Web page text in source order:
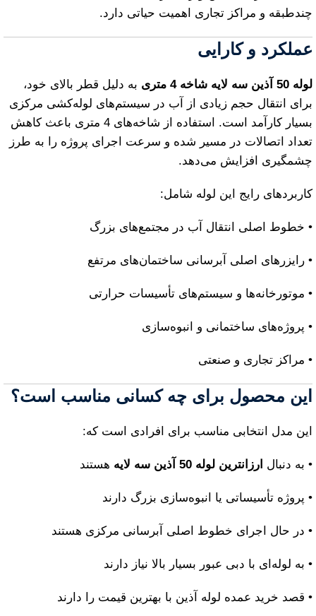
چندطبقه و مراکز تجاری اهمیت حیاتی دارد.
عملکرد و کارایی
لوله 50 آذین سه لایه شاخه 4 متری
به دلیل قطر بالای خود،
برای انتقال حجم زیادی از آب در سیستم‌های لوله‌کشی مرکزی
بسیار کارآمد است. استفاده از شاخه‌های 4 متری باعث کاهش
تعداد اتصالات در مسیر شده و سرعت اجرای پروژه را به طرز
چشمگیری افزایش می‌دهد.
کاربردهای رایج این لوله شامل:
• خطوط اصلی انتقال آب در مجتمع‌های بزرگ
• رایزرهای اصلی آبرسانی ساختمان‌های مرتفع
• موتورخانه‌ها و سیستم‌های تأسیسات حرارتی
• پروژه‌های ساختمانی و انبوه‌سازی
• مراکز تجاری و صنعتی
این محصول برای چه کسانی مناسب است؟
این مدل انتخابی مناسب برای افرادی است که:
• به دنبال ارزانترین لوله 50 آذین سه لایه هستند
• پروژه تأسیساتی یا انبوه‌سازی بزرگ دارند
• در حال اجرای خطوط اصلی آبرسانی مرکزی هستند
• به لوله‌ای با دبی عبور بسیار بالا نیاز دارند
• قصد خرید عمده لوله آذین با بهترین قیمت را دارند